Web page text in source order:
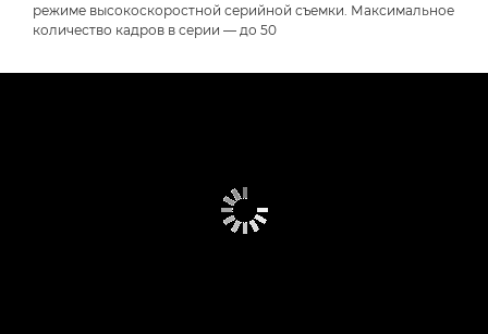
режиме высокоскоростной серийной съемки. Максимальное
количество кадров в серии — до 50